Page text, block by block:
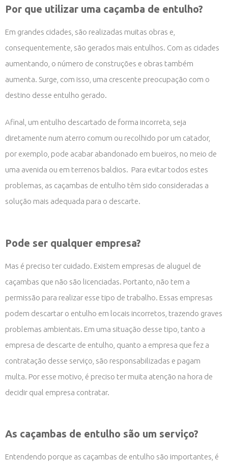
Por que utilizar uma caçamba de entulho?
Em grandes cidades, são realizadas muitas obras e,
consequentemente, são gerados mais entulhos. Com as cidades
aumentando, o número de construções e obras também
aumenta. Surge, com isso, uma crescente preocupação com o
destino desse entulho gerado.
Afinal, um entulho descartado de forma incorreta, seja
diretamente num aterro comum ou recolhido por um catador,
por exemplo, pode acabar abandonado em bueiros, no meio de
uma avenida ou em terrenos baldios. Para evitar todos estes
problemas, as caçambas de entulho têm sido consideradas a
solução mais adequada para o descarte.
Pode ser qualquer empresa?
Mas é preciso ter cuidado. Existem empresas de aluguel de
caçambas que não são licenciadas. Portanto, não tem a
permissão para realizar esse tipo de trabalho. Essas empresas
podem descartar o entulho em locais incorretos, trazendo graves
problemas ambientais. Em uma situação desse tipo, tanto a
empresa de descarte de entulho, quanto a empresa que fez a
contratação desse serviço, são responsabilizadas e pagam
multa. Por esse motivo, é preciso ter muita atenção na hora de
decidir qual empresa contratar.
As caçambas de entulho são um serviço?
Entendendo porque as caçambas de entulho são importantes, é